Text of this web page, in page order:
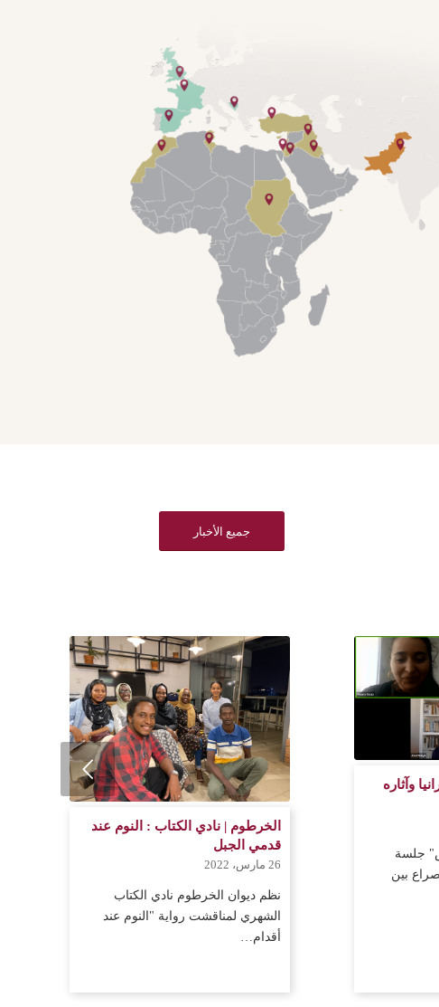
جميع الأخبار
وآثاره
جلسة
بين
الخرطوم | نادي الكتاب : النوم عند
قدمي الجبل
26 مارس، 2022
نظم ديوان الخرطوم نادي الكتاب
الشهري لمناقشت رواية "النوم عند
أقدام…